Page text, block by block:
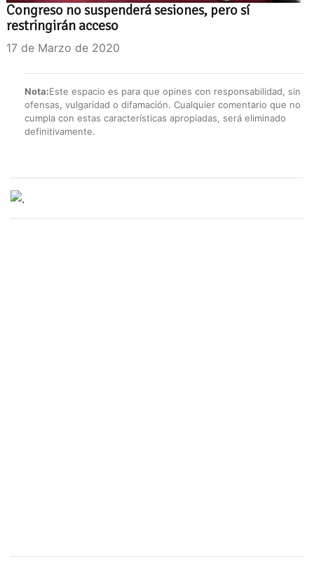
Congreso no suspenderá sesiones, pero sí
restringirán acceso
17 de Marzo de 2020
Nota:Este espacio es para que opines con responsabilidad, sin
ofensas, vulgaridad o difamación. Cualquier comentario que no
cumpla con estas características apropiadas, será eliminado
definitivamente.